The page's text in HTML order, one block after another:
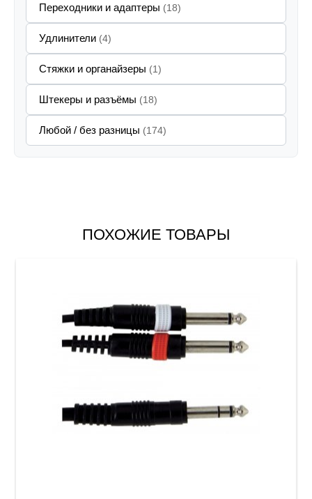
Переходники и адаптеры (18)
Удлинители (4)
Стяжки и органайзеры (1)
Штекеры и разъёмы (18)
Любой / без разницы (174)
ПОХОЖИЕ ТОВАРЫ